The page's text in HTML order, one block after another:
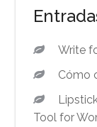
Write
Cómo
Tool for